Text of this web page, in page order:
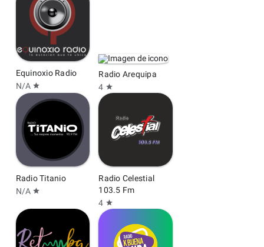
Equinoxio Radio
N/A star
Radio Arequipa
4 star
Radio Titanio
N/A star
Radio Celestial
103.5 Fm
4 star